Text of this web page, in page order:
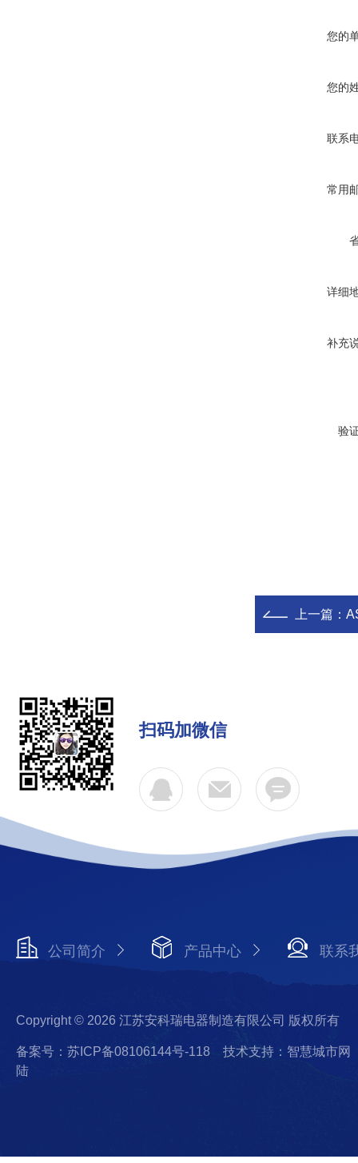
您的
您的
联系
常用
详细
补充
验
上一篇：
扫码加微信
公司简介 产品中心 联系
Copyright © 2026 江苏安科瑞电器制造有限公司 版权所有
备案号：苏ICP备08106144号-118
技术支持：智慧城市网
陆